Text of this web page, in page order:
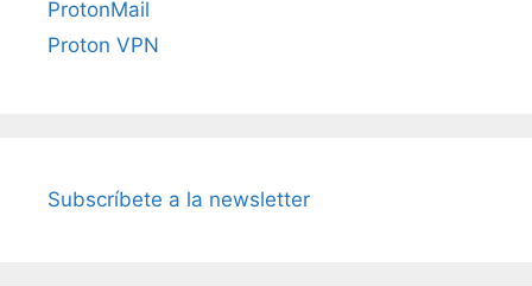
ProtonMail
Proton VPN
Subscríbete a la newsletter